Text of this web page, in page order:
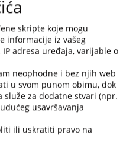
skripte koje mogu
informacije iz vašeg
adresa uređaja, varijable o
neophodne i bez njih web
u svom punom obimu, dok
služe za dodatne stvari (npr.
usavršavanja
ili uskratiti pravo na